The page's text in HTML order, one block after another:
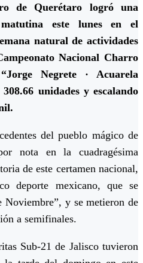
de Querétaro logró una
matutina este lunes en el
natural de actividades
Nacional Charro
Negrete · Acuarela
unidades y escalando
del pueblo mágico de
nota en la cuadragésima
de este certamen nacional,
deporte mexicano, que se
Noviembre”, y se metieron de
a semifinales.
Sub-21 de Jalisco tuvieron